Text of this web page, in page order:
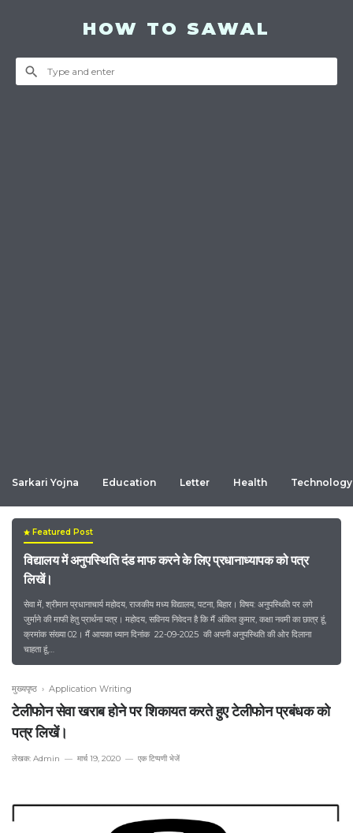
HOW TO SAWAL
Sarkari Yojna Education Letter Health Technology
Featured Post
विद्यालय में अनुपस्थिति दंड माफ करने के लिए प्रधानाध्यापक को पत्र
लिखें।
सेवा में, श्रीमान प्रधानाचार्य महोदय, राजकीय मध्य विद्यालय, पटना, बिहार। विषय: अनुपस्थिति पर लगे
जुर्माने की माफी हेतु प्रार्थना पत्र। महोदय, सविनय निवेदन है कि मैं अंकित कुमार, कक्षा नवमी का छात्र हूं,
क्रमांक संख्या 02। मैं आपका ध्यान दिनांक 22-09-2025 की अपनी अनुपस्थिति की ओर दिलाना
चाहता हूं,…
मुख्यपृष्ठ › Application Writing
टेलीफोन सेवा खराब होने पर शिकायत करते हुए टेलीफोन प्रबंधक को
पत्र लिखें।
लेखक: Admin मार्च 19, 2020 एक टिप्पणी भेजें